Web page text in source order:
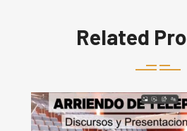
Related